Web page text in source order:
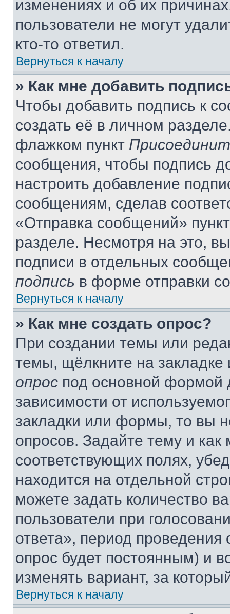
изменениях и об их
пользователи не могут
кто-то ответил.
Вернуться к началу
» Как мне добавить
Чтобы добавить подпись к
создать её в личном
флажком пункт
сообщения, чтобы подпись
настроить добавление
сообщениям, сделав
«Отправка сообщений»
разделе. Несмотря на это,
подписи в отдельных
подпись в форме отправки
Вернуться к началу
» Как мне создать опрос?
При создании темы или
темы, щёлкните на
опрос под основной формой
зависимости от
закладки или формы, то вы
опросов. Задайте тему и
соответствующих полях,
находится на отдельной
можете задать количество
пользователи при
ответа», период проведения
опрос будет постоянным) и
изменять вариант, за
Вернуться к началу